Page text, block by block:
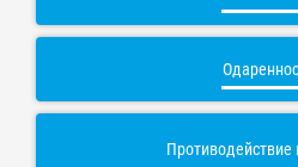
Противодействие